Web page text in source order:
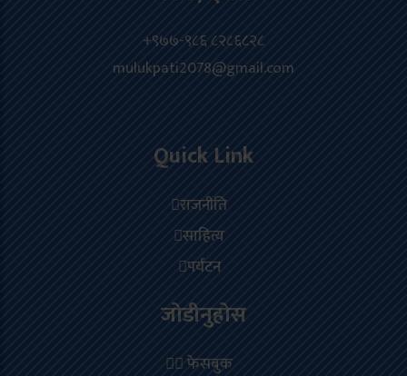
+९७७-९८६ ८२८६८२८
mulukpati2078@gmail.com
Quick Link
राजनीति
साहित्य
पर्यटन
जोडीनुहोस
फेसबुक